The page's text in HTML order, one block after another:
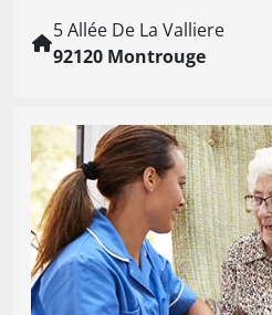
5 Allée De La Valliere
92120 Montrouge